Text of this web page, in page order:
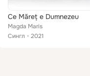
Ce Măreț e Dumnezeu
Magda Maris
Сингл
2021